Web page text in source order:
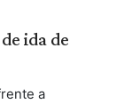
ida de
a